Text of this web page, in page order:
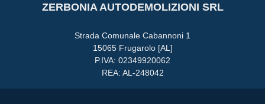
ZERBONIA AUTODEMOLIZIONI SRL
Strada Comunale Cabannoni 1
15065 Frugarolo [AL]
P.IVA: 02349920062
REA: AL-248042